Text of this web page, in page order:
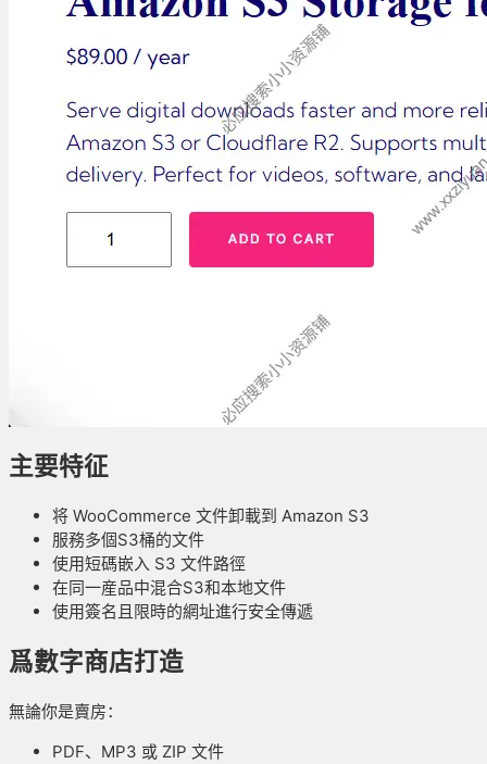
主要特征
将 WooCommerce 文件卸載到 Amazon S3
服務多個S3桶的文件
使用短碼嵌入 S3 文件路徑
在同一産品中混合S3和本地文件
使用簽名且限時的網址進行安全傳遞
爲數字商店打造
無論你是賣房：
PDF、MP3 或 ZIP 文件